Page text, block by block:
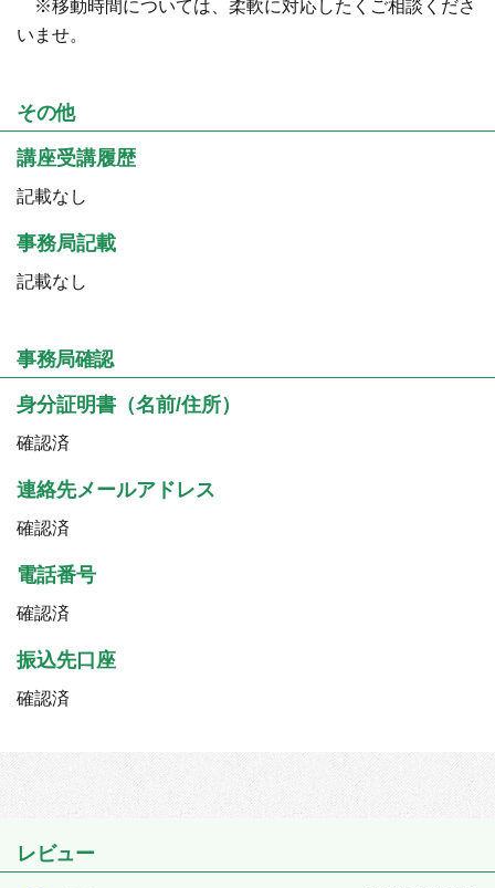
※移動時間については、柔軟に対応したくご相談くださ
いませ。
その他
講座受講履歴
記載なし
事務局記載
記載なし
事務局確認
身分証明書（名前/住所）
確認済
連絡先メールアドレス
確認済
電話番号
確認済
振込先口座
確認済
レビュー